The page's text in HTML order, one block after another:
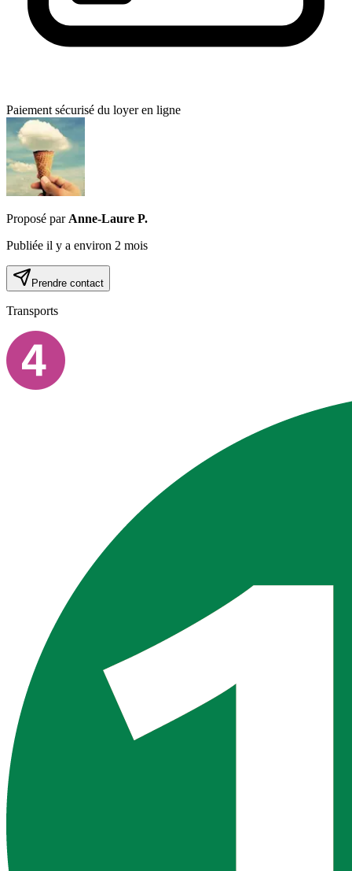
Paiement sécurisé du loyer en ligne
Proposé par Anne-Laure P.
Publiée il y a environ 2 mois
Prendre contact
Transports